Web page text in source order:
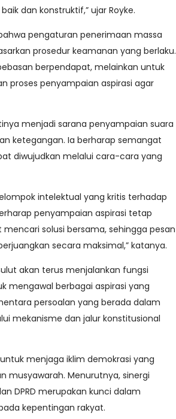
dan konstruktif,” ujar Royke.
pengaturan penerimaan massa
prosedur keamanan yang berlaku.
berpendapat, melainkan untuk
proses penyampaian aspirasi agar
menjadi sarana penyampaian suara
ketegangan. Ia berharap semangat
diwujudkan melalui cara-cara yang
intelektual yang kritis terhadap
penyampaian aspirasi tetap
solusi bersama, sehingga pesan
secara maksimal,” katanya.
akan terus menjalankan fungsi
mengawal berbagai aspirasi yang
persoalan yang berada dalam
mekanisme dan jalur konstitusional
menjaga iklim demokrasi yang
musyawarah. Menurutnya, sinergi
DPRD merupakan kunci dalam
kepentingan rakyat.